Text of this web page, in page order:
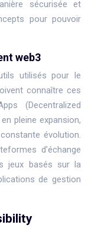
sécurisée et
pour pouvoir
web3
utilisés pour le
connaître ces
(Decentralized
pleine expansion,
évolution.
d’échange
jeux basés sur la
de gestion